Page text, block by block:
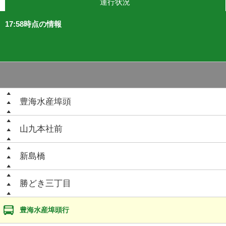
運行状況
17:58時点の情報
豊海水産埠頭
山九本社前
新島橋
勝どき三丁目
豊海水産埠頭行